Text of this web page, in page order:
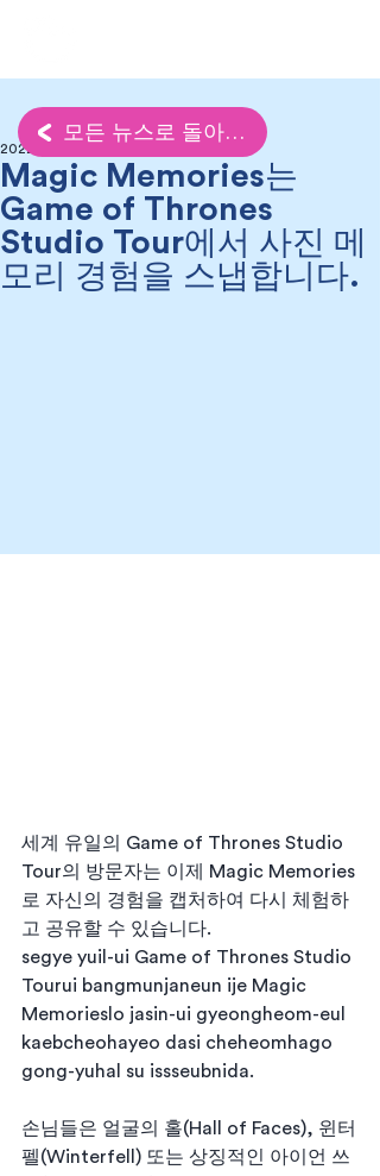
Magic Memories는
Game of Thrones
Studio Tour에서 사진 메
모리 경험을 스냅합니다.
2022년 6월 12일
세계 유일의 Game of Thrones Studio
Tour의 방문자는 이제 Magic Memories
로 자신의 경험을 캡처하여 다시 체험하
고 공유할 수 있습니다.
segye yuil-ui Game of Thrones Studio
Tourui bangmunjaneun ije Magic
Memorieslo jasin-ui gyeongheom-eul
kaebcheohayeo dasi cheheomhago
gong-yuhal su issseubnida.
손님들은 얼굴의 홀(Hall of Faces), 윈터
펠(Winterfell) 또는 상징적인 아이언 쓰
모든 뉴스로 돌아가기